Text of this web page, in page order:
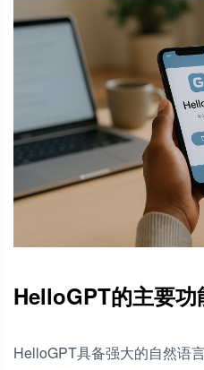
HelloGPT的主要功
HelloGPT具备强大的自然语